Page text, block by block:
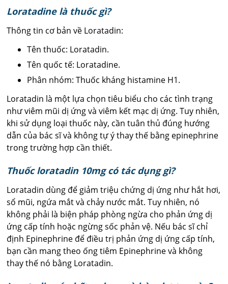
Loratadine là thuốc gì?
Thông tin cơ bản về Loratadin:
Tên thuốc: Loratadin.
Tên quốc tế: Loratadine.
Phân nhóm: Thuốc kháng histamine H1.
Loratadin là một lựa chọn tiêu biểu cho các tình trạng
như viêm mũi dị ứng và viêm kết mạc dị ứng. Tuy nhiên,
khi sử dụng loại thuốc này, cần tuân thủ đúng hướng
dẫn của bác sĩ và không tự ý thay thế bằng epinephrine
trong trường hợp cần thiết.
Thuốc loratadin 10mg có tác dụng gì?
Loratadin dùng để giảm triệu chứng dị ứng như hắt hơi,
sổ mũi, ngứa mắt và chảy nước mắt. Tuy nhiên, nó
không phải là biện pháp phòng ngừa cho phản ứng dị
ứng cấp tính hoặc ngừng sốc phản vệ. Nếu bác sĩ chỉ
định Epinephrine để điều trị phản ứng dị ứng cấp tính,
bạn cần mang theo ống tiêm Epinephrine và không
thay thế nó bằng Loratadin.